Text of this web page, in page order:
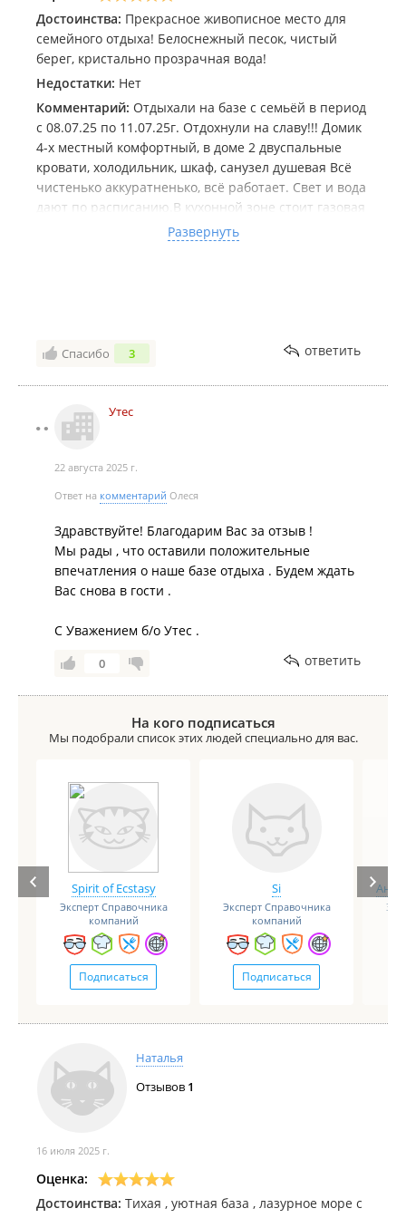
Достоинства: Прекрасное живописное место для
семейного отдыха! Белоснежный песок, чистый
берег, кристально прозрачная вода!
Недостатки: Нет
Комментарий: Отдыхали на базе с семьёй в период
с 08.07.25 по 11.07.25г. Отдохнули на славу!!! Домик
4-х местный комфортный, в доме 2 двуспальные
кровати, холодильник, шкаф, санузел душевая Всё
чистенько аккуратненько, всё работает. Свет и вода
дают по расписанию.В кухонной зоне стоит газовая
плита, стол, стулья. Возле домика мангальная зона с
предоставлением в бесплатное пользование с
Есть магазин, но он один и ассортимент там
маленький, так что продукты, воду лучше брать с
собой т.к. быстренько съездить в соседний магазин
не получится😁 очень далеко.
Природа конечно очень красивая, вода холодная, но
нас это не испугало🤫 нам дали в прокат за
символическую плату сапы к ним предоставили
довольны!!!
Выражаем большую благодарность директору базы
Утёс Рустаму, администратору Светлане за
организацию нашего незабываемого отдыха!!!!
Обязательно поситим это место в следующем
Развернуть
Спасибо 3 ответить
Утес
22 августа 2025 г.
Ответ на комментарий Олеся
Здравствуйте! Благодарим Вас за отзыв !
Мы рады , что оставили положительные
впечатления о наше базе отдыха . Будем ждать
Вас снова в гости .
С Уважением б/о Утес .
0 ответить
На кого подписаться
Мы подобрали список этих людей специально для вас.
Spirit of Ecstasy
Эксперт Справочника
компаний
Подписаться
Si
Эксперт Справочника
компаний
Подписаться
Наталья
Отзывов 1
16 июля 2025 г.
Оценка:
Достоинства: Тихая , уютная база , лазурное море с